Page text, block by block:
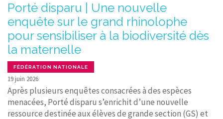
Porté disparu | Une nouvelle
enquête sur le grand rhinolophe
pour sensibiliser à la biodiversité dès
la maternelle
FÉDÉRATION NATIONALE
19 juin 2026
Après plusieurs enquêtes consacrées à des espèces
menacées, Porté disparu s’enrichit d’une nouvelle
ressource destinée aux élèves de grande section (GS) et